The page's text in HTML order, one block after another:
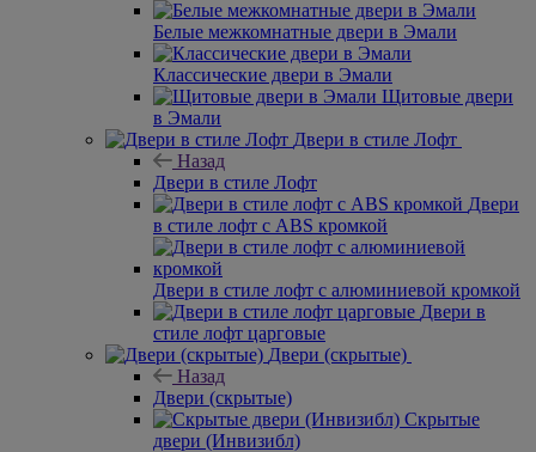
Белые межкомнатные двери в Эмали
Классические двери в Эмали
Щитовые двери
в Эмали
Двери в стиле Лофт
Назад
Двери в стиле Лофт
Двери
в стиле лофт с ABS кромкой
Двери в стиле лофт с алюминиевой кромкой
Двери в
стиле лофт царговые
Двери (скрытые)
Назад
Двери (скрытые)
Скрытые
двери (Инвизибл)